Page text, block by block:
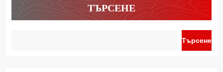
ТЪРСЕНЕ
Търсене